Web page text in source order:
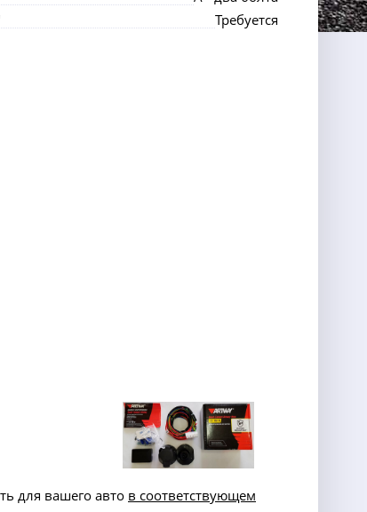
Требуется
для вашего авто в соответствующем